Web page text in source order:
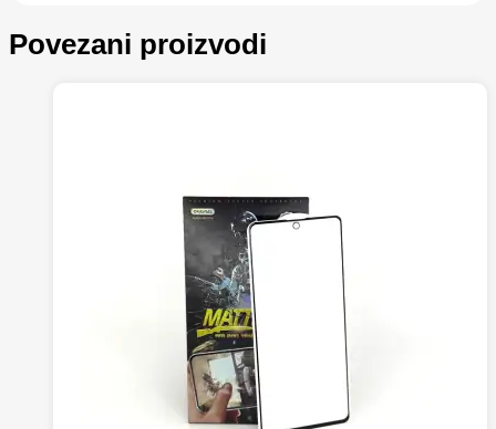
Povezani proizvodi